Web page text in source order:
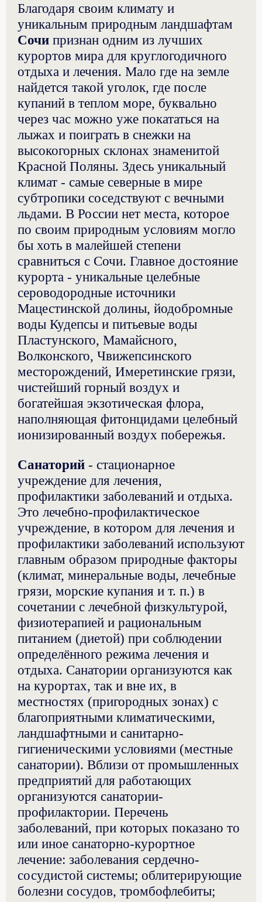
Благодаря своим климату и
уникальным природным ландшафтам
Сочи признан одним из лучших
курортов мира для круглогодичного
отдыха и лечения. Мало где на земле
найдется такой уголок, где после
купаний в теплом море, буквально
через час можно уже покататься на
лыжах и поиграть в снежки на
высокогорных склонах знаменитой
Красной Поляны. Здесь уникальный
климат - самые северные в мире
субтропики соседствуют с вечными
льдами. В России нет места, которое
по своим природным условиям могло
бы хоть в малейшей степени
сравниться с Сочи. Главное достояние
курорта - уникальные целебные
сероводородные источники
Мацестинской долины, йодобромные
воды Кудепсы и питьевые воды
Пластунского, Мамайсного,
Волконского, Чвижепсинского
месторождений, Имеретинские грязи,
чистейший горный воздух и
богатейшая экзотическая флора,
наполняющая фитонцидами целебный
ионизированный воздух побережья.
Санаторий - стационарное
учреждение для лечения,
профилактики заболеваний и отдыха.
Это лечебно-профилактическое
учреждение, в котором для лечения и
профилактики заболеваний используют
главным образом природные факторы
(климат, минеральные воды, лечебные
грязи, морские купания и т. п.) в
сочетании с лечебной физкультурой,
физиотерапией и рациональным
питанием (диетой) при соблюдении
определённого режима лечения и
отдыха. Санатории организуются как
на курортах, так и вне их, в
местностях (пригородных зонах) с
благоприятными климатическими,
ландшафтными и санитарно-
гигиеническими условиями (местные
санатории). Вблизи от промышленных
предприятий для работающих
организуются санатории-
профилактории. Перечень
заболеваний, при которых показано то
или иное санаторно-курортное
лечение: заболевания сердечно-
сосудистой системы; облитерирующие
болезни сосудов, тромбофлебиты;